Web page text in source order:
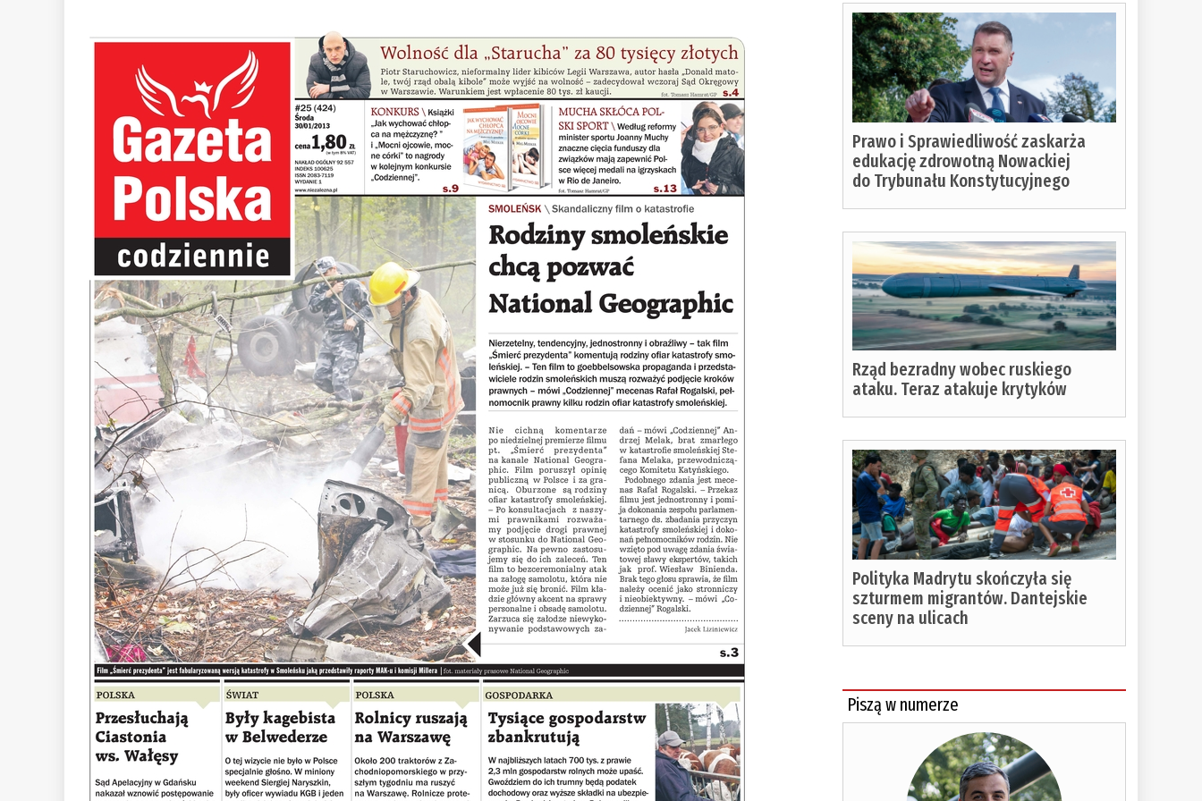
Prawo i Sprawiedliwość zaskarża
edukację zdrowotną Nowackiej
do Trybunału Konstytucyjnego
Rząd bezradny wobec ruskiego
ataku. Teraz atakuje krytyków
Polityka Madrytu skończyła się
szturmem migrantów. Dantejskie
sceny na ulicach
Piszą w numerze